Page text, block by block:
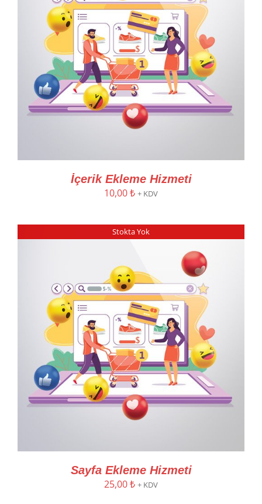
İçerik Ekleme Hizmeti
10,00₺ + KDV
Stokta Yok
Sayfa Ekleme Hizmeti
25,00₺ + KDV